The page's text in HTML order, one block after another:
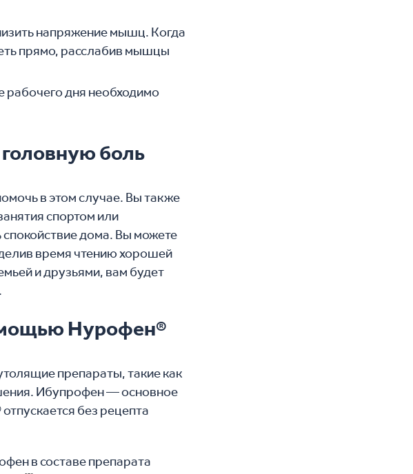
напряжение мышц. Когда
прямо, расслабив мышцы
рабочего дня необходимо
боль
в этом случае. Вы также
спортом или
дома. Вы можете
время чтению хорошей
и друзьями, вам будет
Нурофен®
препараты, такие как
Ибупрофен — основное
без рецепта
в составе препарата